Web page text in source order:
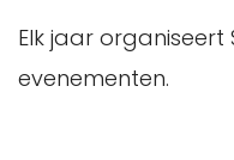
Elk jaar
evenementen.